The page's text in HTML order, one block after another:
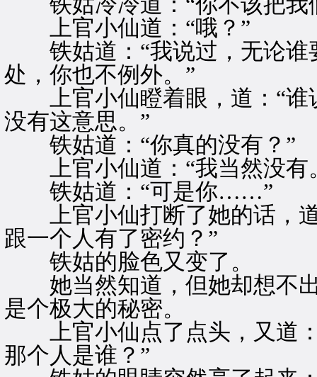
上官小仙道：“哦？”
铁姑道：“我说过，无论谁
处，你也不例外。”
上官小仙瞪着眼，道：“谁
没有这意思。”
铁姑道：“你真的没有？”
上官小仙道：“我当然没有
铁姑道：“可是你……”
上官小仙打断了她的话，道
跟一个人有了密约？”
铁姑的脸色又变了。
她当然知道，但她却想不出
是个极大的秘密。
上官小仙点了点头，又道：
那个人是谁？”